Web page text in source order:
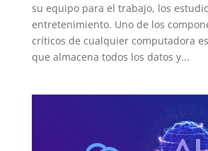
su equipo para el trabajo, los
entretenimiento. Uno de los
críticos de cualquier computadora
que almacena todos los datos y...